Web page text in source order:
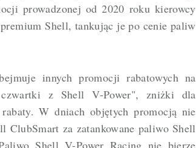
prowadzonej od 2020 roku kierowcy
Shell, tankując je po cenie paliw
innych promocji rabatowych na
z Shell V-Power", zniżki dla
W dniach objętych promocją nie
ClubSmart za zatankowane paliwo Shell